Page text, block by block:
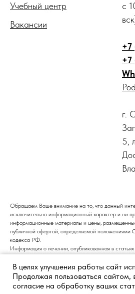
Учебный центр
Вакансии
с
+7
+7
г.
5,
Обращаем Ваше внимание на то, что данный
исключительно информационный характер и ни
информационные материалы и цены,
публичной офертой, определяемой положениями
кодекса РФ.
Информация о лечении, опубликованная в
медицинские услуги. Все медицинские услуги
после консультации с врачом. Рекомендуем
получения профессиональной консультации и
В целях улучшения работы сайт
Продолжая пользоваться
согласие на обработку ваших